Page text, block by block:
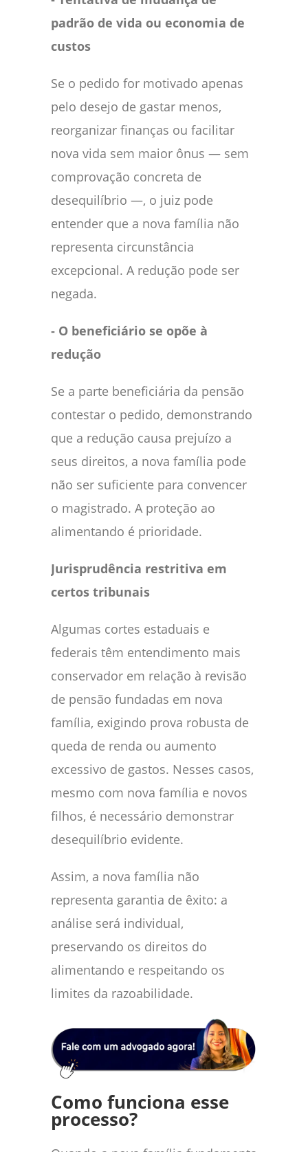
padrão de vida ou economia de
custos
Se o pedido for motivado apenas
pelo desejo de gastar menos,
reorganizar finanças ou facilitar
nova vida sem maior ônus — sem
comprovação concreta de
desequilíbrio —, o juiz pode
entender que a nova família não
representa circunstância
excepcional. A redução pode ser
negada.
‑ O beneficiário se opõe à
redução
Se a parte beneficiária da pensão
contestar o pedido, demonstrando
que a redução causa prejuízo a
seus direitos, a nova família pode
não ser suficiente para convencer
o magistrado. A proteção ao
alimentando é prioridade.
Jurisprudência restritiva em
certos tribunais
Algumas cortes estaduais e
federais têm entendimento mais
conservador em relação à revisão
de pensão fundadas em nova
família, exigindo prova robusta de
queda de renda ou aumento
excessivo de gastos. Nesses casos,
mesmo com nova família e novos
filhos, é necessário demonstrar
desequilíbrio evidente.
Assim, a nova família não
representa garantia de êxito: a
análise será individual,
preservando os direitos do
alimentando e respeitando os
limites da razoabilidade.
Como funciona esse
processo?